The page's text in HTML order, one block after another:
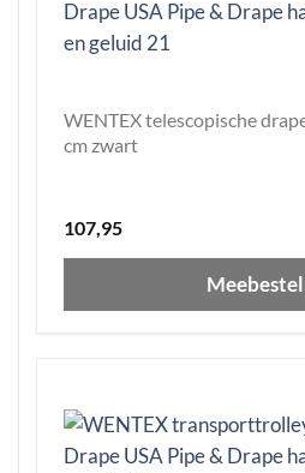
WENTEX telescopische
cm zwart
107,95